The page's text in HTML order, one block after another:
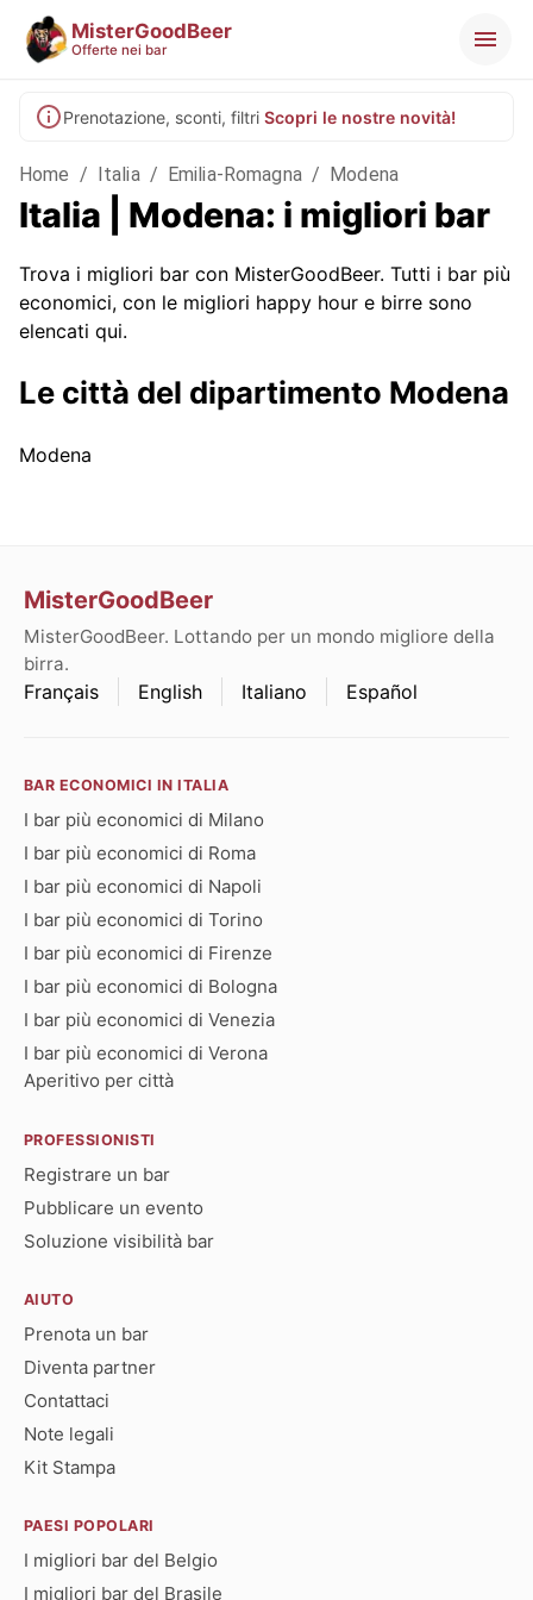
MisterGoodBeer
Offerte nei bar
Prenotazione, sconti, filtri Scopri le nostre novità!
Home / Italia / Emilia-Romagna / Modena
Italia | Modena: i migliori bar
Trova i migliori bar con MisterGoodBeer. Tutti i bar più
economici, con le migliori happy hour e birre sono
elencati qui.
Le città del dipartimento Modena
Modena
MisterGoodBeer
MisterGoodBeer. Lottando per un mondo migliore della
birra.
Français English Italiano Español
BAR ECONOMICI IN ITALIA
I bar più economici di Milano
I bar più economici di Roma
I bar più economici di Napoli
I bar più economici di Torino
I bar più economici di Firenze
I bar più economici di Bologna
I bar più economici di Venezia
I bar più economici di Verona
Aperitivo per città
PROFESSIONISTI
Registrare un bar
Pubblicare un evento
Soluzione visibilità bar
AIUTO
Prenota un bar
Diventa partner
Contattaci
Note legali
Kit Stampa
PAESI POPOLARI
I migliori bar del Belgio
I migliori bar del Brasile